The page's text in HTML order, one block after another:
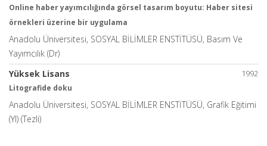
Online haber yayımcılığında görsel tasarım boyutu: Haber sitesi
örnekleri üzerine bir uygulama
Anadolu Üniversitesi, SOSYAL BİLİMLER ENSTİTÜSÜ, Basım Ve
Yayımcılık (Dr)
1992
Yüksek Lisans
Litografide doku
Anadolu Üniversitesi, SOSYAL BİLİMLER ENSTİTÜSÜ, Grafik Eğitimi
(Yl) (Tezli)